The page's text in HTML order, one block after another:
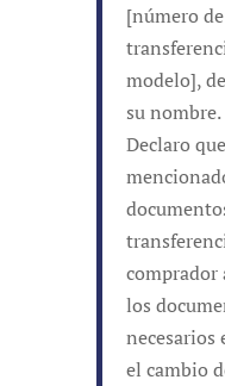
[número
modelo],
su nombre.
Declaro
comprador
los
el cambio